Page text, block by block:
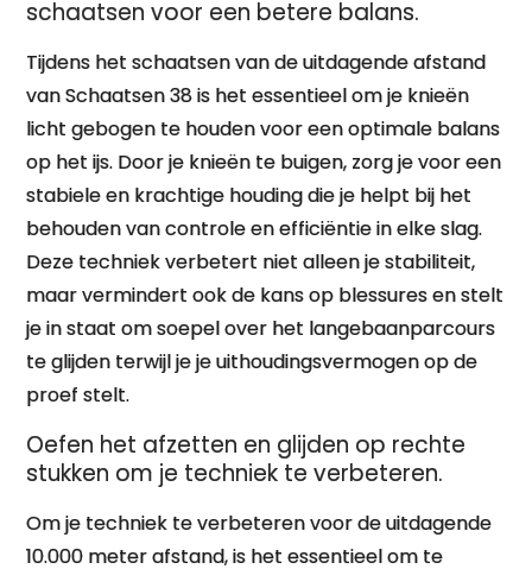
schaatsen voor een betere balans.
Tijdens het schaatsen van de uitdagende afstand
van Schaatsen 38 is het essentieel om je knieën
licht gebogen te houden voor een optimale balans
op het ijs. Door je knieën te buigen, zorg je voor een
stabiele en krachtige houding die je helpt bij het
behouden van controle en efficiëntie in elke slag.
Deze techniek verbetert niet alleen je stabiliteit,
maar vermindert ook de kans op blessures en stelt
je in staat om soepel over het langebaanparcours
te glijden terwijl je je uithoudingsvermogen op de
proef stelt.
Oefen het afzetten en glijden op rechte
stukken om je techniek te verbeteren.
Om je techniek te verbeteren voor de uitdagende
10.000 meter afstand, is het essentieel om te